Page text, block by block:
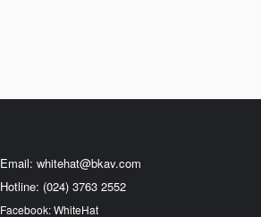
Email: whitehat@bkav.com
Hotline: (024) 3763 2552
Facebook: WhiteHat